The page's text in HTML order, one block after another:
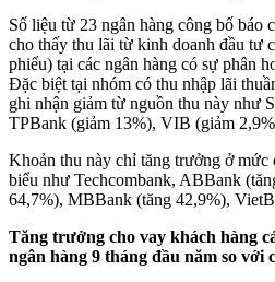
Số liệu từ 23 ngân hàng công bố báo
cho thấy thu lãi từ kinh doanh đầu tư
phiếu) tại các ngân hàng có sự phân
Đặc biệt tại nhóm có thu nhập lãi
ghi nhận giảm từ nguồn thu này như
TPBank (giảm 13%), VIB (giảm
Khoản thu này chỉ tăng trưởng ở mức
biểu như Techcombank, ABBank
64,7%), MBBank (tăng 42,9%),
Tăng trưởng cho vay khách hàng
ngân hàng 9 tháng đầu năm so với